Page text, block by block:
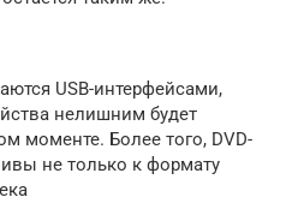
USB-интерфейсами,
нелишним будет
моменте. Более того, DVD-
не только к формату